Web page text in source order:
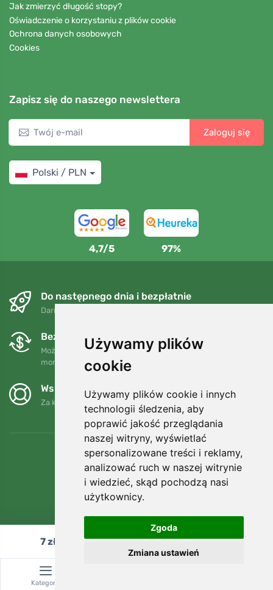
Używamy plików
cookie
Używamy plików cookie i innych
technologii śledzenia, aby
poprawić jakość przeglądania
naszej witryny, wyświetlać
spersonalizowane treści i reklamy,
analizować ruch w naszej witrynie
i wiedzieć, skąd pochodzą nasi
użytkownicy.
Zgoda
Zmiana ustawień
Jak zmierzyć długość stopy?
Oświadczenie o korzystaniu z plików cookie
Ochrona danych osobowych
Cookies
Zapisz się do naszego newslettera
Zaloguj się
Polski / PLN
4,7/5 97%
Do następnego dnia i bezpłatnie
Darmowa wysyłka dla zamówień powyżej 250 PLN
Bezpłatne wymiany i zwroty
Możesz zwrócić lub wymienić swoje zamówienie w dowolnym
momencie w ciągu 90 dni.
Wspieramy Trees.org
Za każde zamówienie sadzimy drzewo! Czytaj więcej
7zł Dodaj do koszyka
Kategoria